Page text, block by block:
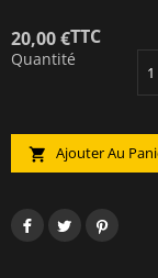
20,00 €TTC
Quantité
 Ajouter Au